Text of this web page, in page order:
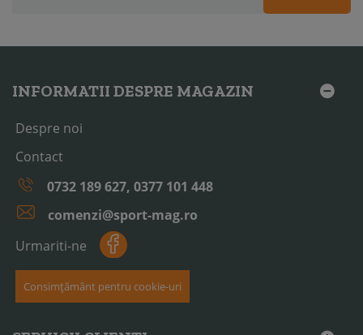
INFORMATII DESPRE MAGAZIN
Despre noi
Contact
0732 189 627, 0377 101 448
comenzi@sport-mag.ro
Urmariti-ne
Consimțământ pentru cookie-uri